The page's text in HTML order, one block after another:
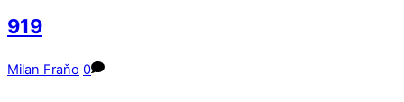
919
Milan Fraňo 0